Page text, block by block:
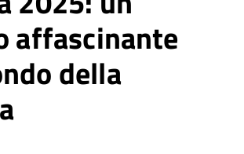
affascinante
della